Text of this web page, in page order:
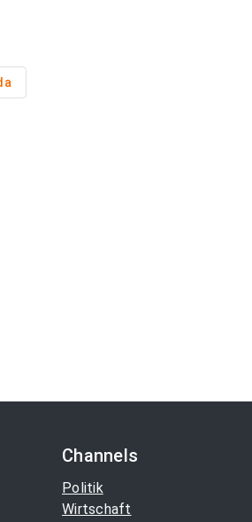
Channels
Politik
Wirtschaft